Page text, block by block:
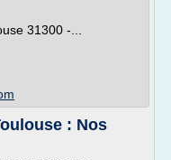
31300 -...
: Nos